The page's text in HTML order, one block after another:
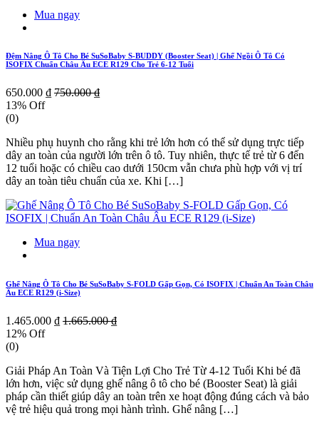
Mua ngay
Đệm Nâng Ô Tô Cho Bé SuSoBaby S-BUDDY (Booster Seat) | Ghế Ngồi Ô Tô Có
ISOFIX Chuẩn Châu Âu ECE R129 Cho Trẻ 6-12 Tuổi
650.000 ₫ 750.000 ₫
13% Off
(0)
Nhiều phụ huynh cho rằng khi trẻ lớn hơn có thể sử dụng trực tiếp
dây an toàn của người lớn trên ô tô. Tuy nhiên, thực tế trẻ từ 6 đến
12 tuổi hoặc có chiều cao dưới 150cm vẫn chưa phù hợp với vị trí
dây an toàn tiêu chuẩn của xe. Khi […]
Mua ngay
Ghế Nâng Ô Tô Cho Bé SuSoBaby S-FOLD Gấp Gọn, Có ISOFIX | Chuẩn An Toàn Châu
Âu ECE R129 (i-Size)
1.465.000 ₫ 1.665.000 ₫
12% Off
(0)
Giải Pháp An Toàn Và Tiện Lợi Cho Trẻ Từ 4-12 Tuổi Khi bé đã
lớn hơn, việc sử dụng ghế nâng ô tô cho bé (Booster Seat) là giải
pháp cần thiết giúp dây an toàn trên xe hoạt động đúng cách và bảo
vệ trẻ hiệu quả trong mọi hành trình. Ghế nâng […]